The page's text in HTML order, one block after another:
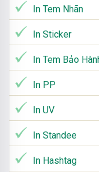
In Tem Nhãn
In Sticker
In Tem Bảo
In PP
In UV
In Standee
In Hashtag